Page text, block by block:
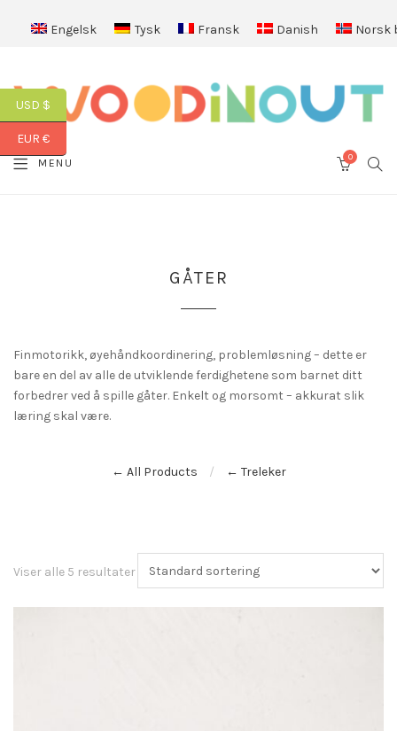
Engelsk Tysk Fransk Danish Norsk
MENU 0
GÅTER
Finmotorikk, øyehåndkoordinering, problemløsning – dette er
bare en del av alle de utviklende ferdighetene som barnet ditt
forbedrer ved å spille gåter. Enkelt og morsomt – akkurat slik
læring skal være.
← All Products ← Treleker
Viser alle 5 resultater
USD $
EUR €